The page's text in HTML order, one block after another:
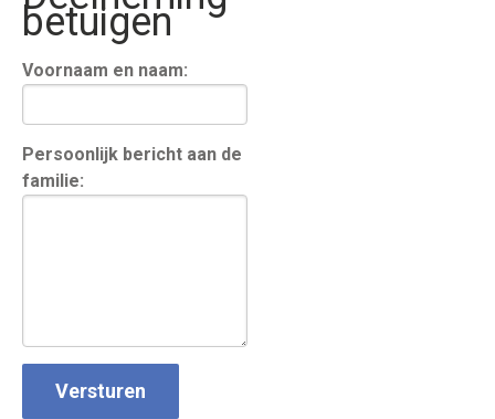
betuigen
Voornaam en naam:
Persoonlijk bericht aan de
familie: